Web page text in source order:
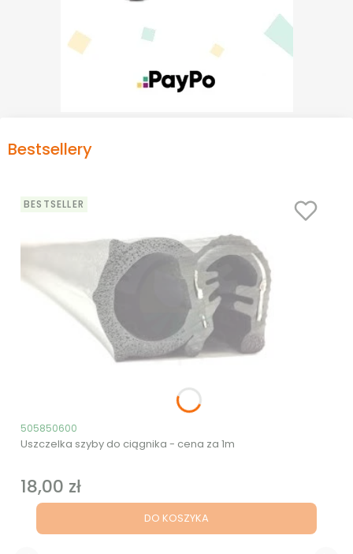
Bestsellery
BESTSELLER
Kod produktu
505850600
Uszczelka szyby do ciągnika - cena za 1m
Cena
18,00 zł
DO KOSZYKA